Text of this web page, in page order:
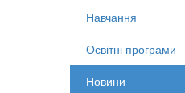
Навчання
Освітні програми
Новини